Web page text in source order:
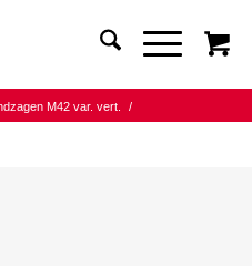
M42 var. vert.
/